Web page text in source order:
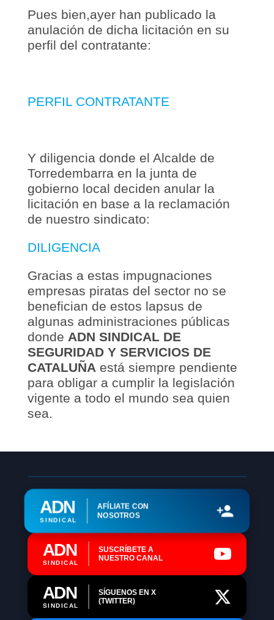
Pues bien,ayer han publicado la
anulación de dicha licitación en su
perfil del contratante:
PERFIL CONTRATANTE
Y diligencia donde el Alcalde de
Torredembarra en la junta de
gobierno local deciden anular la
licitación en base a la reclamación
de nuestro sindicato:
DILIGENCIA
Gracias a estas impugnaciones
empresas piratas del sector no se
benefician de estos lapsus de
algunas administraciones públicas
donde ADN SINDICAL DE
SEGURIDAD Y SERVICIOS DE
CATALUÑA está siempre pendiente
para obligar a cumplir la legislación
vigente a todo el mundo sea quien
sea.
ADN
SINDICAL
AFÍLIATE CON
NOSOTROS
ADN
SINDICAL
SUSCRÍBETE A
NUESTRO CANAL
ADN
SINDICAL
SÍGUENOS EN X
(TWITTER)